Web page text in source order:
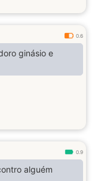
0.6
ginásio e
0.9
alguém